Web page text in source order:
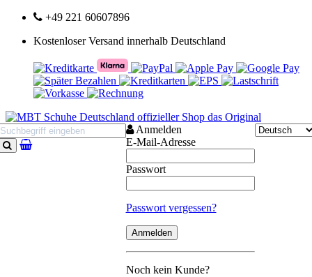
+49 221 60607896
Kostenloser Versand innerhalb Deutschland
Suchen
Anmelden
E-Mail-Adresse
Passwort
Passwort vergessen?
Noch kein Kunde?